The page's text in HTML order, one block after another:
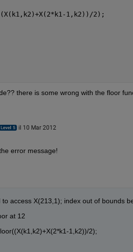
1,k2))/2);
there is some wrong with the floor
il 10 Mar 2012
error message!
to access X(213,1); index out of bounds
at 12
1,k2))/2);